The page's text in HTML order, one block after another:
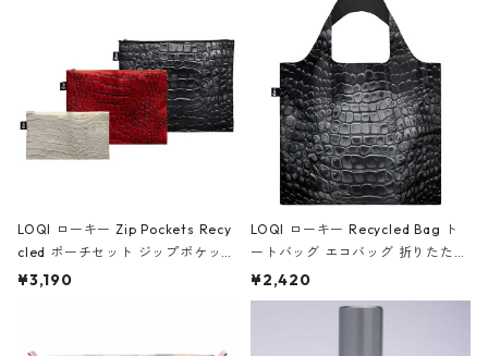
Black ジャン=ミッシェル・バスキ
ア/クラウン ブラック
LOQI ローキー Zip Pockets Recy
cled ポーチセット ジップポケット
ファスナーポーチ 撥水加工 トラベ
¥3,190
LOQI ローキー Recycled Bag ト
ートバッグ エコバッグ 折りたたみ
大きめ 撥水加工 収納ポーチ CRO
CODILE/Black クロコダイル/ブラ
¥2,420